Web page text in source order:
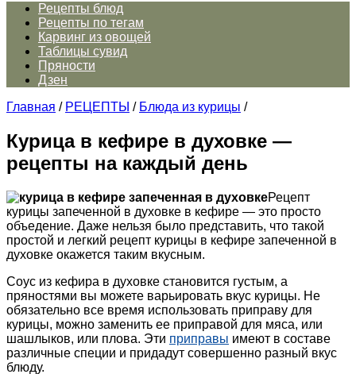
Рецепты блюд
Рецепты по тегам
Карвинг из овощей
Таблицы сувид
Пряности
Дзен
Главная / РЕЦЕПТЫ / Блюда из курицы /
Курица в кефире в духовке —
рецепты на каждый день
Рецепт
курицы запеченной в духовке в кефире — это просто
объедение. Даже нельзя было представить, что такой
простой и легкий рецепт курицы в кефире запеченной в
духовке окажется таким вкусным.
Соус из кефира в духовке становится густым, а
пряностями вы можете варьировать вкус курицы. Не
обязательно все время использовать приправу для
курицы, можно заменить ее приправой для мяса, или
шашлыков, или плова. Эти приправы имеют в составе
различные специи и придадут совершенно разный вкус
блюду.